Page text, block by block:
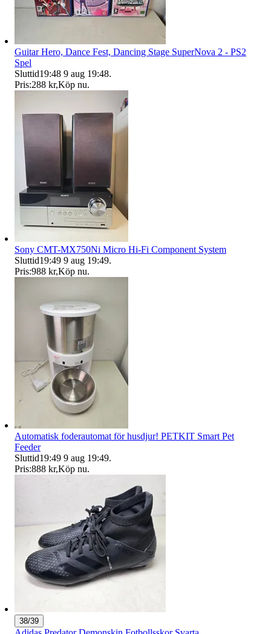
Guitar Hero, Dance Fest, Dancing Stage SuperNova 2 - PS2
Spel
Sluttid19:48 9 aug 19:48.
Pris:288 kr,Köp nu.
Sony CMT-MX750Ni Micro Hi-Fi Component System
Sluttid19:49 9 aug 19:49.
Pris:988 kr,Köp nu.
Automatisk foderautomat för husdjur! PETKIT Smart Pet
Feeder
Sluttid19:49 9 aug 19:49.
Pris:888 kr,Köp nu.
38/39